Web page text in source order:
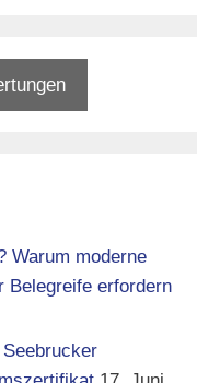
Warum moderne
Belegreife erfordern